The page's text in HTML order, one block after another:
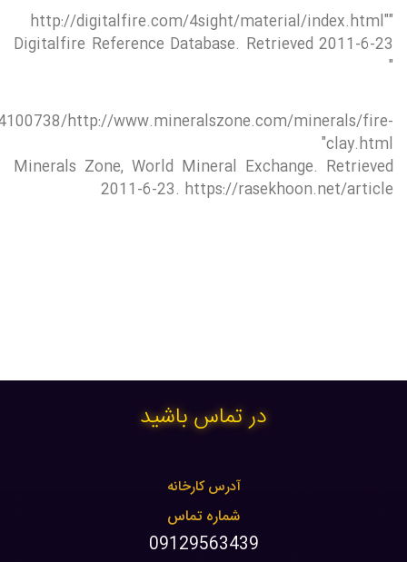
"http://digitalfire.com/4sight/material/index.html"
Digitalfire Reference Database. Retrieved 2011-6-23
"
http://www.mineralszone.com/minerals/fire-
clay.html"
Minerals Zone, World Mineral Exchange. Retrieved
2011-6-23. https://rasekhoon.net/article
در تماس باشید
آدرس کارخانه
شماره تماس
09129563439